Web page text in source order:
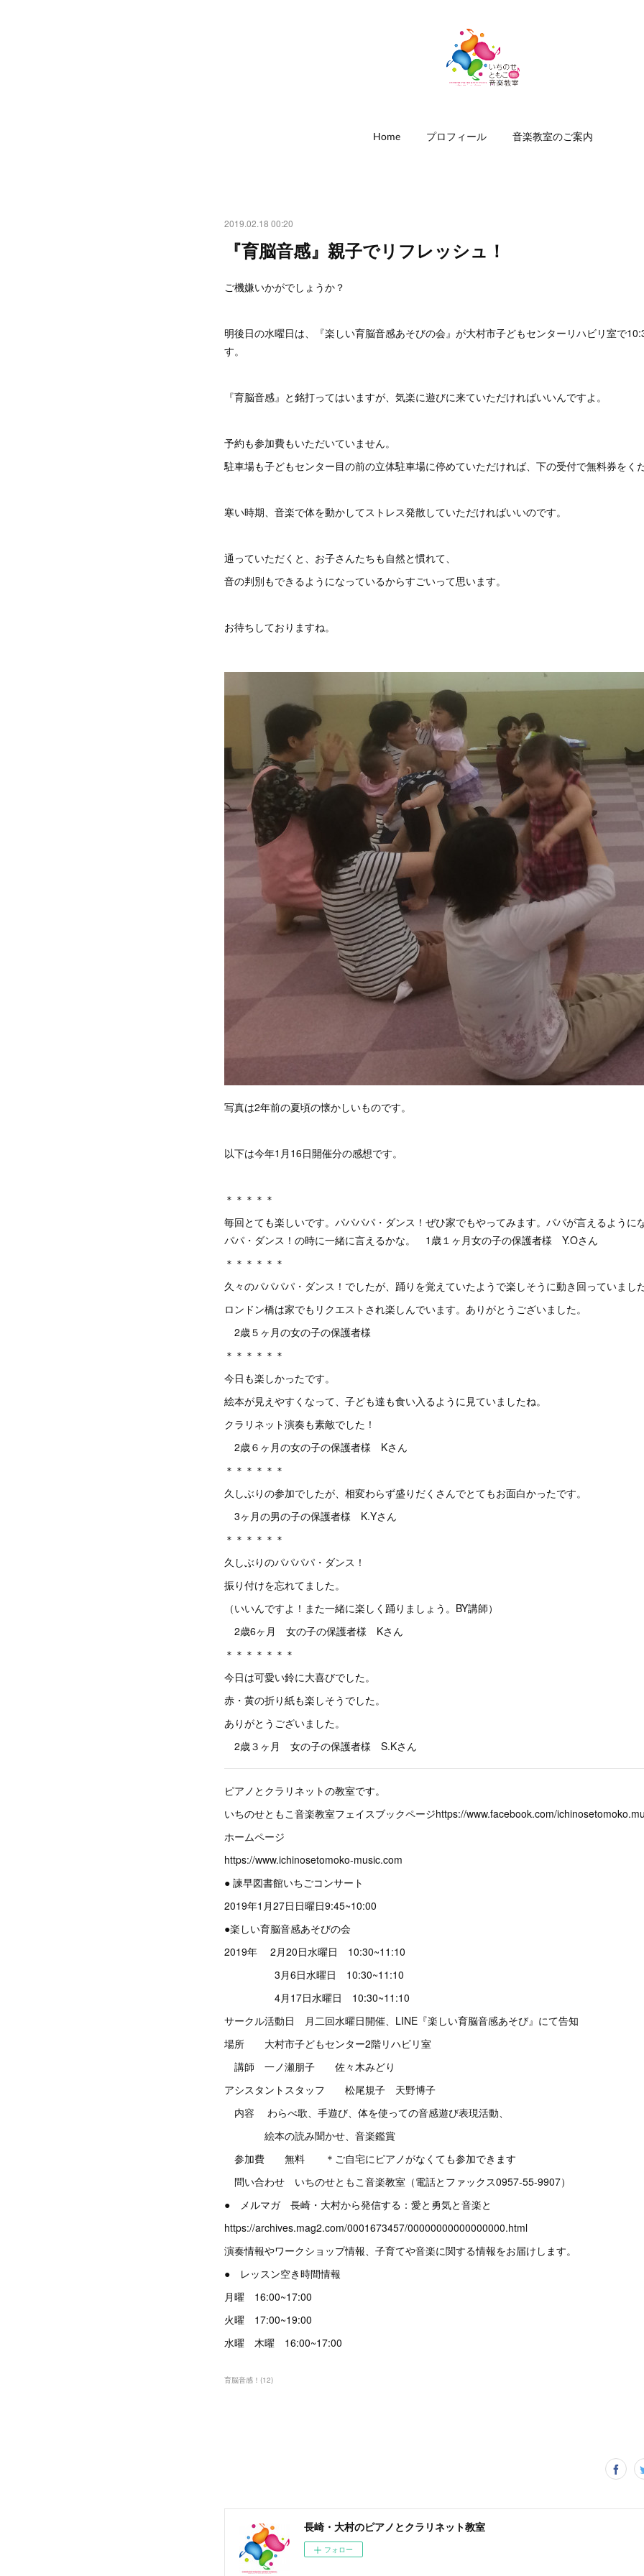
Home プロフィール 音楽教室のご案内
2019.02.18 00:20
『育脳音感』親子でリフレッシュ！
ご機嫌いかがでしょうか？
明後日の水曜日は、『楽しい育脳音感あそびの会』が大村市子どもセンターリハビリ室で
す。
『育脳音感』と銘打ってはいますが、気楽に遊びに来ていただければいいんですよ。
予約も参加費もいただいていません。
駐車場も子どもセンター目の前の立体駐車場に停めていただければ、下の受付で無料券をく
寒い時期、音楽で体を動かしてストレス発散していただければいいのです。
通っていただくと、お子さんたちも自然と慣れて、
音の判別もできるようになっているからすごいって思います。
お待ちしておりますね。
写真は2年前の夏頃の懐かしいものです。
以下は今年1月16日開催分の感想です。
＊＊＊＊＊
毎回とても楽しいです。パパパパ・ダンス！ぜひ家でもやってみます。パパが言えるように
パパ・ダンス！の時に一緒に言えるかな。 1歳１ヶ月女の子の保護者様 Y.Oさん
＊＊＊＊＊＊
久々のパパパパ・ダンス！でしたが、踊りを覚えていたようで楽しそうに動き回っていまし
ロンドン橋は家でもリクエストされ楽しんでいます。ありがとうございました。
2歳５ヶ月の女の子の保護者様
＊＊＊＊＊＊
今日も楽しかったです。
絵本が見えやすくなって、子ども達も食い入るように見ていましたね。
クラリネット演奏も素敵でした！
2歳６ヶ月の女の子の保護者様 Kさん
＊＊＊＊＊＊
久しぶりの参加でしたが、相変わらず盛りだくさんでとてもお面白かったです。
3ヶ月の男の子の保護者様 K.Yさん
＊＊＊＊＊＊
久しぶりのパパパパ・ダンス！
振り付けを忘れてました。
（いいんですよ！また一緒に楽しく踊りましょう。BY講師）
2歳6ヶ月 女の子の保護者様 Kさん
＊＊＊＊＊＊＊
今日は可愛い鈴に大喜びでした。
赤・黄の折り紙も楽しそうでした。
ありがとうございました。
2歳３ヶ月 女の子の保護者様 S.Kさん
ピアノとクラリネットの教室です。
いちのせともこ音楽教室フェイスブックページhttps://www.facebook.com/
ホームページ
https://www.ichinosetomoko-music.com
● 諫早図書館いちごコンサート
2019年1月27日日曜日9:45~10:00
●楽しい育脳音感あそびの会
2019年 2月20日水曜日 10:30~11:10
3月6日水曜日 10:30~11:10
4月17日水曜日 10:30~11:10
サークル活動日 月二回水曜日開催、LINE『楽しい育脳音感あそび』にて告知
場所 大村市子どもセンター2階リハビリ室
講師 一ノ瀬朋子 佐々木みどり
アシスタントスタッフ 松尾規子 天野博子
内容 わらべ歌、手遊び、体を使っての音感遊び表現活動、
絵本の読み聞かせ、音楽鑑賞
参加費 無料 ＊ご自宅にピアノがなくても参加できます
問い合わせ いちのせともこ音楽教室（電話とファックス0957-55-9907）
● メルマガ 長崎・大村から発信する：愛と勇気と音楽と
https://archives.mag2.com/0001673457/00000000000000000.html
演奏情報やワークショップ情報、子育てや音楽に関する情報をお届けします。
● レッスン空き時間情報
月曜 16:00~17:00
火曜 17:00~19:00
水曜 木曜 16:00~17:00
育脳音感！ (12)
長崎・大村のピアノとクラリネット教室
フォロー